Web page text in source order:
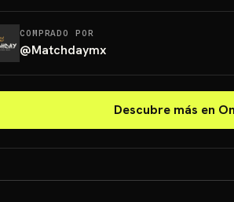
COMPRADO POR
@Matchdaymx
Descubre más en